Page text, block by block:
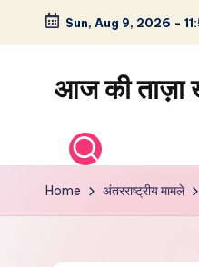
Skip
content
Sun, Aug 9, 2026 -
आज की ताज़ा
Home अंतरराष्ट्रीय मामले